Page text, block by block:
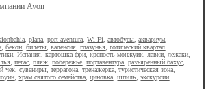
Avon
,plana ,port aventura ,Wi-Fi ,автобусы ,аквариум
,бекон ,билеты ,валенсия ,глазунья ,готический квартал
,Испания ,картошка фри ,крепость монжуик лавки лежаки
,пегас ,пляж ,побережье ,портавентура ,разъяренный бахус
чек ,сувениры ,террагона ,тренажерка ,туристическая зона
,храм святого семейства ,циновка ,шпиль ,экскурсии